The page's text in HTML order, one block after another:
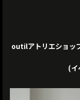
outilアトリエショッ
(イ